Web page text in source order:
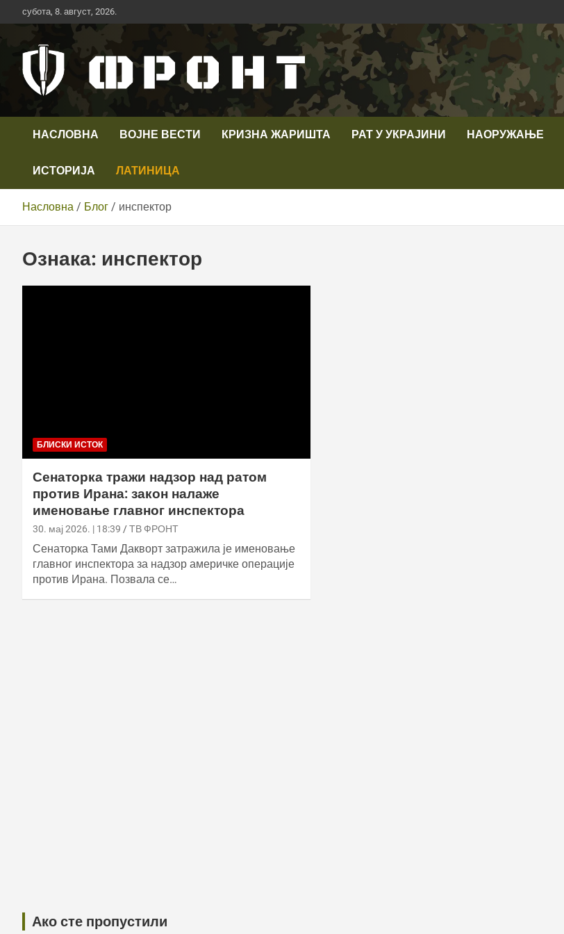
Скип
то
субота, 8. август, 2026.
Телевизија ФРОНТ
НАСЛОВНА ВОЈНЕ ВЕСТИ КРИЗНА ЖАРИШТА РАТ У УКРАЈИНИ НАОРУЖАЊЕ
ИСТОРИЈА ЛАТИНИЦА
Насловна Блог инспектор
Ознака: инспектор
БЛИСКИ ИСТОК
Сенаторка тражи надзор над ратом
против Ирана: закон налаже
именовање главног инспектора
30. мај 2026. | 18:39 ТВ ФРОНТ
Сенаторка Тами Дакворт затражила је именовање
главног инспектора за надзор америчке операције
против Ирана. Позвала се…
Ако сте пропустили